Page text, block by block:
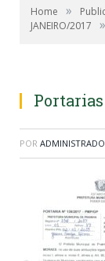
Home »
JANEIRO/2017
»
Portarias
POR